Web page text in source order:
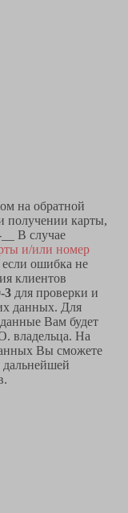
на обратной
получении карты,
В случае
и/или номер
ошибка не
клиентов
3 для проверки и
данных. Для
Вам будет
владельца. На
Вы сможете
дальнейшей